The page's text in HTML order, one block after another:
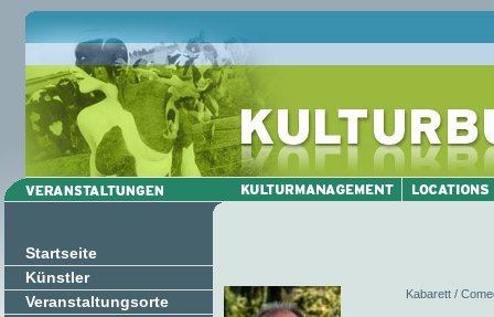
Startseite
Künstler
Veranstaltungsorte
Kabarett /